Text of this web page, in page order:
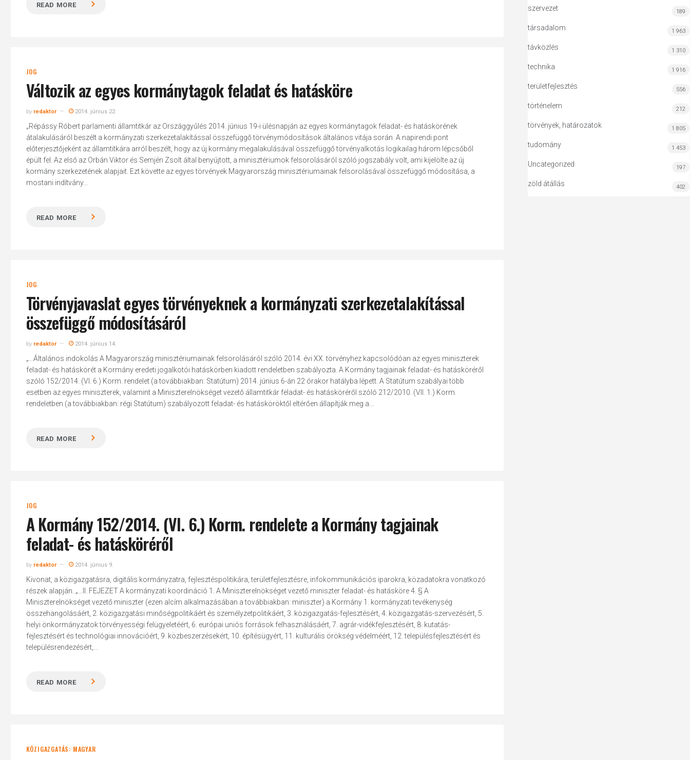
READ MORE
JOG
Változik az egyes kormánytagok feladat és hatásköre
by redaktor 2014. június 22.
„Répássy Róbert parlamenti államtitkár az Országgyűlés 2014. június 19-i ülésnapján az egyes kormánytagok feladat- és hatáskörének
átalakulásáról beszélt a kormányzati szerkezetalakítással összefüggő törvénymódosítások általános vitája során. A napirendi pont
előterjesztőjeként az államtitkára arról beszélt, hogy az új kormány megalakulásával összefüggő törvényalkotás logikailag három lépcsőből
épült fel. Az első az Orbán Viktor és Semjén Zsolt által benyújtott, a minisztériumok felsorolásáról szóló jogszabály volt, ami kijelölte az új
kormány szerkezetének alapjait. Ezt követte az egyes törvények Magyarország minisztériumainak felsorolásával összefüggő módosítása, a
mostani indítvány...
READ MORE
JOG
Törvényjavaslat egyes törvényeknek а kormányzati szerkezetalakítással
összefüggő módosításáról
by redaktor 2014. június 14.
„...Általános indokolás А Magyarország minisztériumainak felsorolásáról szóló 2014. évi XX. törvényhez kapcsolódóan az egyes miniszterek
feladat- és hatáskörét а Kormány eredeti jogalkotói hatáskörben kiadott rendeletben szabályozta. А Kormány tagjainak feladat- és hatásköréről
szóló 152/2014. (VI. 6.) Korm. rendelet (а továbbiakban: Statútum) 2014. június 6-án 22 órakor hatályba lépett. А Statútum szabályai több
esetben az egyes miniszterek, valamint а Miniszterelnökséget vezető államtitkár feladat- és hatásköréről szóló 212/2010. (VII. 1.) Korm.
rendeletben (а továbbiakban: régi Statútum) szabályozott feladat- és hatásköröktől eltérően állapítják meg а...
READ MORE
JOG
A Kormány 152/2014. (VI. 6.) Korm. rendelete a Kormány tagjainak
feladat- és hatásköréről
by redaktor 2014. június 9.
Kivonat, a közigazgatásra, digitális kormányzatra, fejlesztéspolitikára, területfejlesztésre, infokommunikációs iparokra, közadatokra vonatkozó
részek alapján. „...II. FEJEZET A kormányzati koordináció 1. A Miniszterelnökséget vezető miniszter feladat- és hatásköre 4. § A
Miniszterelnökséget vezető miniszter (ezen alcím alkalmazásában a továbbiakban: miniszter) a Kormány 1. kormányzati tevékenység
összehangolásáért, 2. közigazgatási minőségpolitikáért és személyzetpolitikáért, 3. közigazgatás-fejlesztésért, 4. közigazgatás-szervezésért, 5.
helyi önkormányzatok törvényességi felügyeletéért, 6. európai uniós források felhasználásáért, 7. agrár-vidékfejlesztésért, 8. kutatás-
fejlesztésért és technológiai innovációért, 9. közbeszerzésekért, 10. építésügyért, 11. kulturális örökség védelméért, 12. településfejlesztésért és
településrendezésért,...
READ MORE
KÖZIGAZGATÁS: MAGYAR
szervezet 189
társadalom 1 963
távközlés 1 310
technika 1 916
területfejlesztés 556
történelem 212
törvények, határozatok 1 805
tudomány 1 453
Uncategorized 197
zöld átállás 402